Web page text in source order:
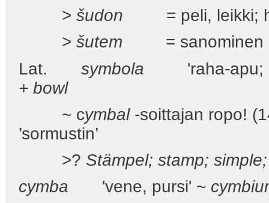
> šudon = peli, leikki;
> šutem = sanominen
Lat. symbola 'raha-apu;
+ bowl
~ cymbal-soittajan ropo!
’sormustin’
>? Stämpel; stamp;
cymba 'vene, pursi' ~